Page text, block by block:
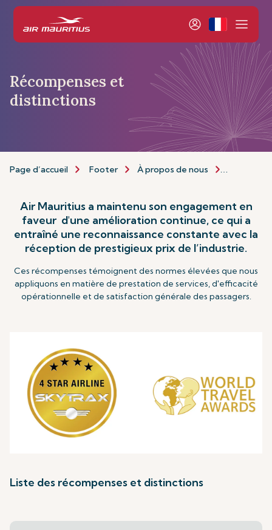
Récompenses et
distinctions
Page d’accueil Footer À propos de nous
Air Mauritius a maintenu son engagement en
faveur d'une amélioration continue, ce qui a
entraîné une reconnaissance constante avec la
réception de prestigieux prix de l’industrie.
Ces récompenses témoignent des normes élevées que nous
appliquons en matière de prestation de services, d'efficacité
opérationnelle et de satisfaction générale des passagers.
Liste des récompenses et distinctions